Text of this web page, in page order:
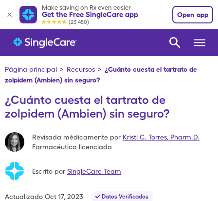
Make saving on Rx even easier
Get the Free SingleCare app
(23,450)
Open app
Página principal > Recursos > ¿Cuánto cuesta el tartrato de
zolpidem (Ambien) sin seguro?
¿Cuánto cuesta el tartrato de
zolpidem (Ambien) sin seguro?
Revisada médicamente por Kristi C. Torres Pharm.D.
Farmacéutica licenciada
Escrito por SingleCare Team
Actualizado Oct 17, 2023 Datos Verificados